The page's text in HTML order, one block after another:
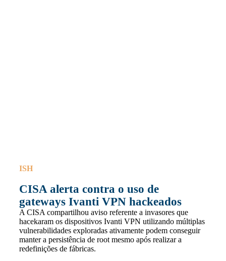
ISH
CISA alerta contra o uso de
gateways Ivanti VPN hackeados
A CISA compartilhou aviso referente a invasores que
hacekaram os dispositivos Ivanti VPN utilizando múltiplas
vulnerabilidades exploradas ativamente podem conseguir
manter a persistência de root mesmo após realizar a
redefinições de fábricas.